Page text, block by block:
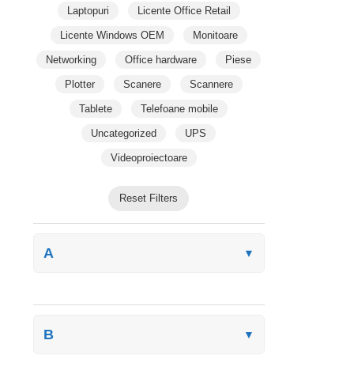
Laptopuri Licente Office Retail
Licente Windows OEM Monitoare
Networking Office hardware Piese
Plotter Scanere Scannere
Tablete Telefoane mobile
Uncategorized UPS
Videoproiectoare
Reset Filters
A ▼
B ▼